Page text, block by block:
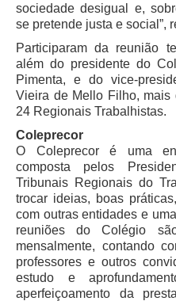
Automação e IA
Governança
Governança de TI
Gestão Estratégica
Rede de Governança
Gestão de Riscos
Laboratório de Inovação
Assessoria de
Sites Institucionais
Biblioteca
sociedade desigual e,
se pretende justa e social”,
Participaram da reunião
além do presidente do
Pimenta, e do vice-
Vieira de Mello Filho, mais
24 Regionais Trabalhistas.
Coleprecor
O Coleprecor é uma
composta pelos
Tribunais Regionais do
trocar ideias, boas
com outras entidades e
reuniões do Colégio
mensalmente, contando
professores e outros
estudo e
aperfeiçoamento da